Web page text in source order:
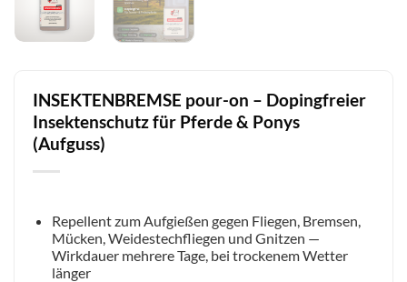
INSEKTENBREMSE pour-on – Dopingfreier
Insektenschutz für Pferde & Ponys
(Aufguss)
Repellent zum Aufgießen gegen Fliegen, Bremsen,
Mücken, Weidestechfliegen und Gnitzen —
Wirkdauer mehrere Tage, bei trockenem Wetter
länger